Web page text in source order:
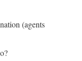
(agents